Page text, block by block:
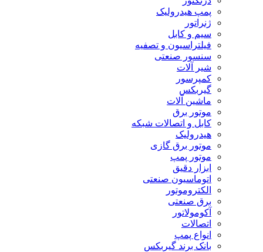
پمپ هیدرولیک
ژنراتور
سیم و کابل
فیلتراسیون و تصفیه
سنسور صنعتی
شیر آلات
کمپرسور
گیربکس
ماشین آلات
موتور برق
کابل و اتصالات شبکه
هیدرولیک
موتور برق گازی
موتور پمپ
ابزار دقیق
اتوماسیون صنعتی
الکتروموتور
برق صنعتی
آکومولاتور
اتصالات
انواع پمپ
بانک برند گیربکس